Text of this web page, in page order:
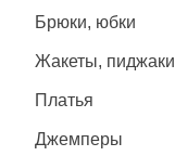
Брюки, юбки
Жакеты, пиджаки
Платья
Джемперы